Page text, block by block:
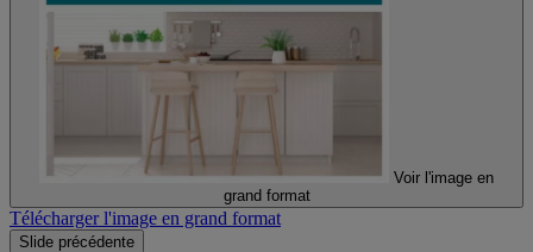
Voir l'image en
grand format
Télécharger l'image en grand format
Slide précédente